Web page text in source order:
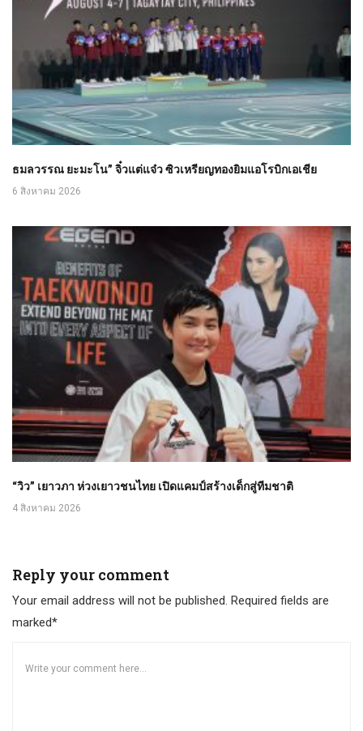
ธมลวรรณ ยะมะโน” จิ๋วแต่แจ๋ว ซิวเหรียญทองยิมแอโรบิกเอเชีย
6 สิงหาคม 2026
“วิว” เยาวภา ห่วงเยาวชนไทย เปิดแคมป์สร้างเด็กสู่ทีมชาติ
4 สิงหาคม 2026
Reply your comment
Your email address will not be published. Required fields are
marked*